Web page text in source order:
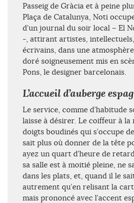
Passeig de Gràcia et à peine
Plaça de Catalunya, Noti
d’un journal du soir local – El
-, attirant artistes,
écrivains, dans une
doré soigneusement mis en
Pons, le designer barcelonais.
L’accueil d’auberge
Le service, comme d’habitude
laisse à désirer. Le coiffeur à
doigts boudinés qui s’occupe
sait plus où donner de la tête
ayez un quart d’heure de
sa salle est à moitié pleine, ne
dans les plats, et, quand il le
autrement qu’en relisant la
mais prononcé avec l’accent